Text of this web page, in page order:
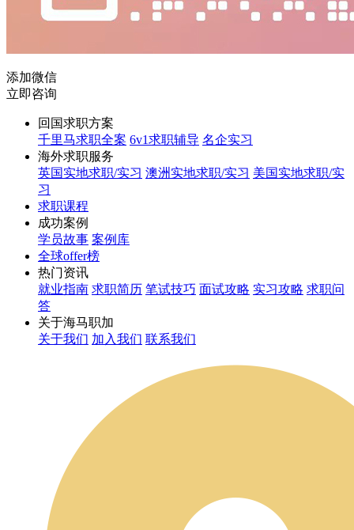
添加微信
立即咨询
回国求职方案
千里马求职全案 6v1求职辅导 名企实习
海外求职服务
英国实地求职/实习 澳洲实地求职/实习 美国实地求职/实
习
求职课程
成功案例
学员故事 案例库
全球offer榜
热门资讯
就业指南 求职简历 笔试技巧 面试攻略 实习攻略 求职问
答
关于海马职加
关于我们 加入我们 联系我们